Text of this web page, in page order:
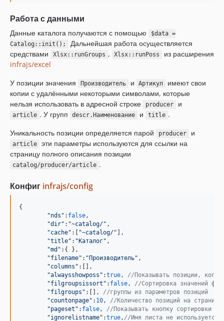
Работа с данными
Данные каталога получаются с помощью
$data =
Catalog::init();
Дальнейшая работа осуществляется
средствами
Xlsx::runGroups , Xlsx::runPoss
из расширения
infrajs/excel
У позиции значения
Производитель и Артикул
имеют свои
копии с удалёнными некоторыми символами, которые
нельзя использовать в адресной строке
producer и
article . У групп descr.Наименование и title .
Уникальность позиции определяется парой
producer и
article
эти параметры используются для ссылки на
страницу полного описания позиции
catalog/producer/article .
Конфиг infrajs/config
{
"nds" : false,
"dir" : "~catalog/" ,
"cache" : "~catalog/"
,
"title" : "Каталог" ,
"md" : { } ,
"filename" : "Производитель" ,
"columns" :
,
"alwaysshowposs" :true,
//Показывать позиции, когда
"filgroupsissort" : false,
//Сортировка значений
"filgroups" : ,
//группы из параметров позиций
"countonpage" : 10,
//Количество позиций на
"pageset" : false,
//Показывать кнопку сортировки
"ignorelistname" :true, //Имя листа не используется